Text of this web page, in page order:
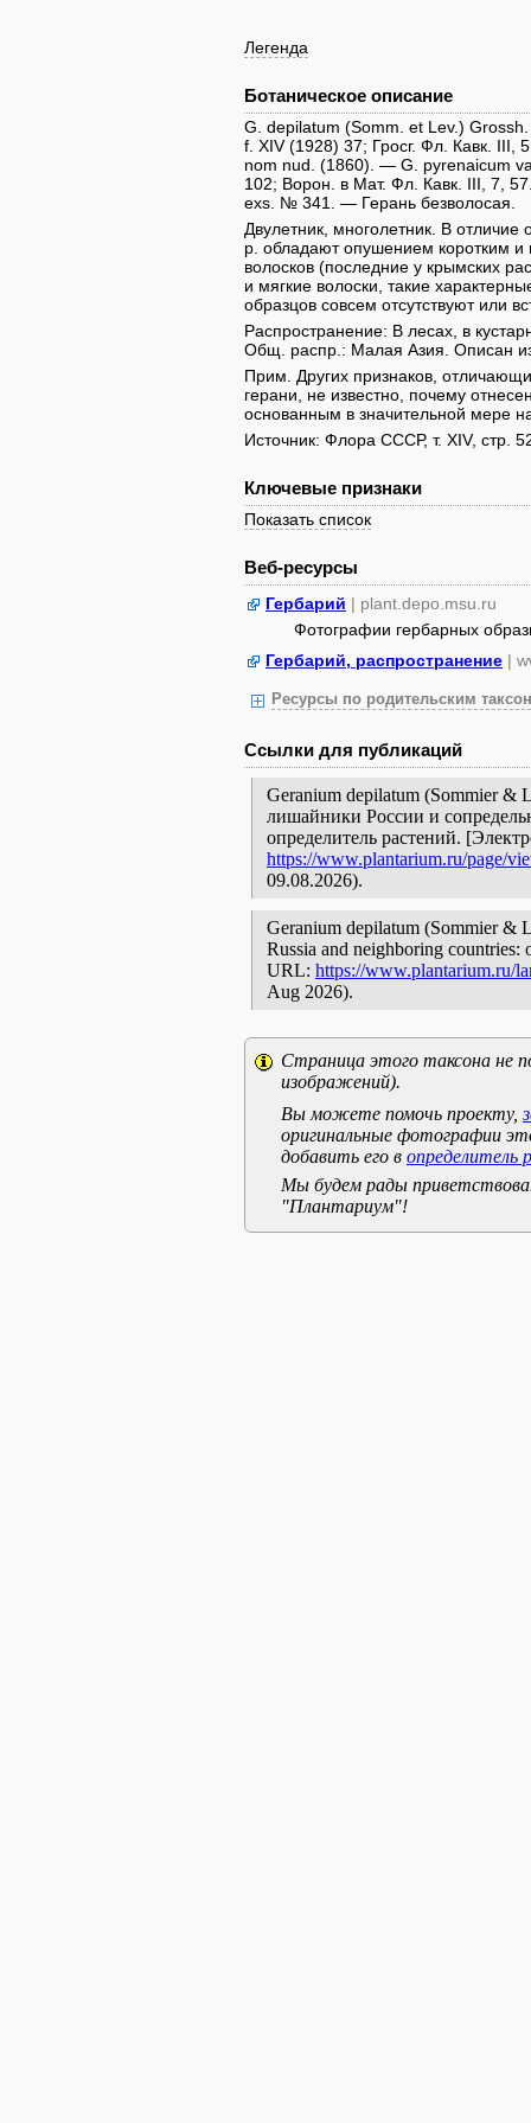
Легенда
Ботаническое описание
G. depilatum (Somm. et Lev.)
f. XIV (1928) 37; Гросг. Фл. Кавк. III,
nom nud. (1860). — G. pyrenaicum
102; Ворон. в Мат. Фл. Кавк. III, 7,
exs. № 341. — Герань безволосая.
Двулетник, многолетник. В
р. обладают опушением коротким и
волосков (последние у крымских
и мягкие волоски, такие
образцов совсем отсутствуют или
Распространение: В лесах, в
Общ. распр.: Малая Азия. Описан
Прим. Других признаков,
герани, не известно, почему
основанным в значительной мере
Источник: Флора СССР, т. XIV, стр.
Ключевые признаки
Показать список
Веб-ресурсы
Гербарий | plant.depo.msu.ru
Фотографии гербарных
Гербарий, распространение |
Ресурсы по родительским
Ссылки для публикаций
Geranium depilatum (Sommier &
лишайники России и
определитель растений.
https://www.plantarium.ru/page/
09.08.2026).
Geranium depilatum (Sommier &
Russia and neighboring
URL: https://www.plantarium.ru/
Aug 2026).
Страница этого таксона не
изображений).
Вы можете помочь проекту,
оригинальные фотографии
добавить его в определитель
Мы будем рады
"Плантариум"!